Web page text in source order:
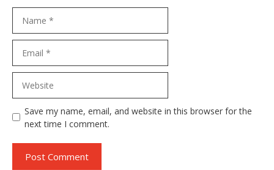
Save my name, email, and website in this browser for the
next time I comment.